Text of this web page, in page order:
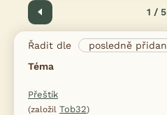
Předchozí 1 / 5
Řadit dle
Téma
Přeštík
(založil Tob32)